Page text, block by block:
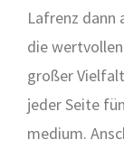
Laf­renz dann
die
gro­ßer
jeder Sei­te
medi­um.